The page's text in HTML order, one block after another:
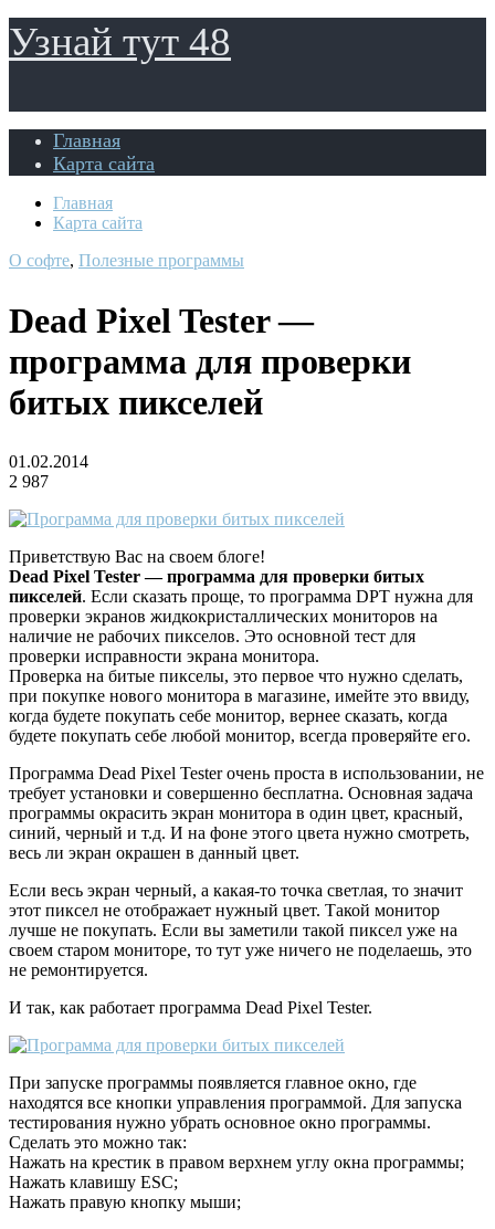
Узнай тут 48
Главная
Карта сайта
Главная
Карта сайта
О софте, Полезные программы
Dead Pixel Tester —
программа для проверки
битых пикселей
01.02.2014
2 987
Приветствую Вас на своем блоге!
Dead Pixel Tester — программа для проверки битых
пикселей. Если сказать проще, то программа DPT нужна для
проверки экранов жидкокристаллических мониторов на
наличие не рабочих пикселов. Это основной тест для
проверки исправности экрана монитора.
Проверка на битые пикселы, это первое что нужно сделать,
при покупке нового монитора в магазине, имейте это ввиду,
когда будете покупать себе монитор, вернее сказать, когда
будете покупать себе любой монитор, всегда проверяйте его.
Программа Dead Pixel Tester очень проста в использовании, не
требует установки и совершенно бесплатна. Основная задача
программы окрасить экран монитора в один цвет, красный,
синий, черный и т.д. И на фоне этого цвета нужно смотреть,
весь ли экран окрашен в данный цвет.
Если весь экран черный, а какая-то точка светлая, то значит
этот пиксел не отображает нужный цвет. Такой монитор
лучше не покупать. Если вы заметили такой пиксел уже на
своем старом мониторе, то тут уже ничего не поделаешь, это
не ремонтируется.
И так, как работает программа Dead Pixel Tester.
При запуске программы появляется главное окно, где
находятся все кнопки управления программой. Для запуска
тестирования нужно убрать основное окно программы.
Сделать это можно так:
Нажать на крестик в правом верхнем углу окна программы;
Нажать клавишу ESC;
Нажать правую кнопку мыши;